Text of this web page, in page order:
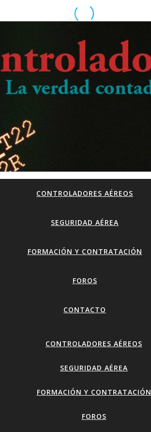
CONTROLADORES AÉREOS
SEGURIDAD AÉREA
FORMACIÓN Y CONTRATACIÓN
FOROS
CONTACTO
CONTROLADORES AÉREOS
SEGURIDAD AÉREA
FORMACIÓN Y CONTRATACIÓN
FOROS